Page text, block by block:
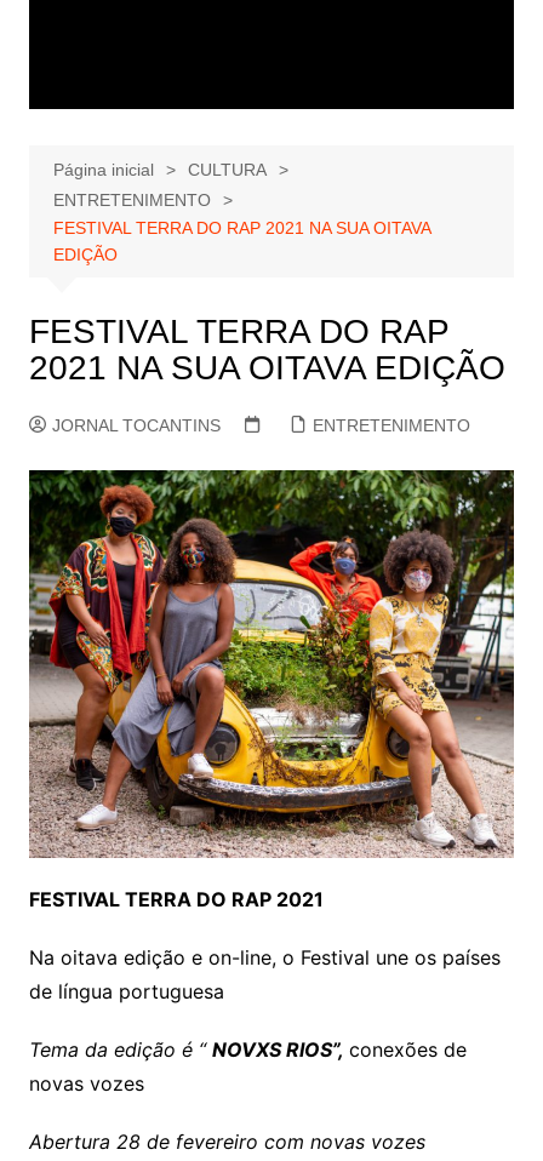
Página inicial
CULTURA
ENTRETENIMENTO
FESTIVAL TERRA DO RAP 2021 NA SUA OITAVA
EDIÇÃO
FESTIVAL TERRA DO RAP
2021 NA SUA OITAVA EDIÇÃO
JORNAL TOCANTINS ENTRETENIMENTO
FESTIVAL TERRA DO RAP 2021
Na oitava edição e on-line, o Festival une os países
de língua portuguesa
Tema da edição é “ NOVXS RIOS”, conexões de
novas vozes
Abertura 28 de fevereiro com novas vozes